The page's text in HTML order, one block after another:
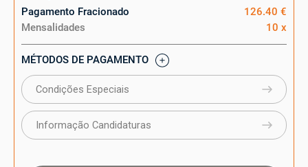
Pagamento Fracionado
126.40 €
Mensalidades
10 x
MÉTODOS DE PAGAMENTO
Condições Especiais
Informação Candidaturas